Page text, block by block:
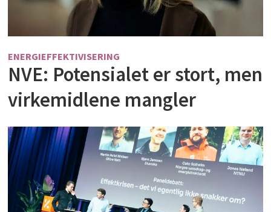
ENERGIEFFEKTIVISERING
NVE: Potensialet er stort, men
virkemidlene mangler